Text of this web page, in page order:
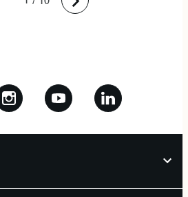
Framåt